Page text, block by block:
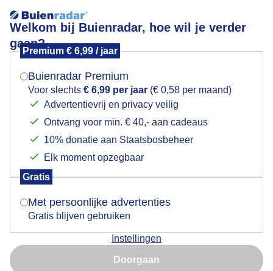
Welkom bij Buienradar, hoe wil je verder
gaan?
Premium € 6,99 / jaar
Buienradar Premium
Voor slechts € 6,99 per jaar (€ 0,58 per maand)
Advertentievrij en privacy veilig
Ontvang voor min. € 40,- aan cadeaus
10% donatie aan Staatsbosbeheer
Elk moment opzegbaar
Gratis
Met persoonlijke advertenties
Gratis blijven gebruiken
Instellingen
Doorgaan
drukke grutto's, lentekriebels........
Mogen we je locatie gebruiken voor het
Indien je hier nog geen akkoord op hebt gegeven,
verschijnt er zo een pop-up uit je browser waarin
Is goed, toon de popup
Nu niet, misschien later